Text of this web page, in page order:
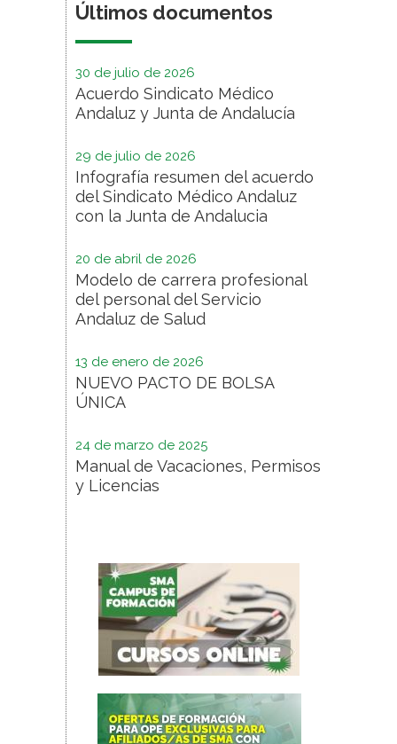
Últimos documentos
30 de julio de 2026
Acuerdo Sindicato Médico
Andaluz y Junta de Andalucía
29 de julio de 2026
Infografía resumen del acuerdo
del Sindicato Médico Andaluz
con la Junta de Andalucia
20 de abril de 2026
Modelo de carrera profesional
del personal del Servicio
Andaluz de Salud
13 de enero de 2026
NUEVO PACTO DE BOLSA
ÚNICA
24 de marzo de 2025
Manual de Vacaciones, Permisos
y Licencias